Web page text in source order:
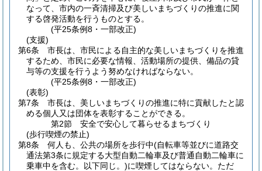
なって、市内の一斉清掃及び美しいまちづくりの推進に関
する啓発活動を行うものとする。
(平25条例8・一部改正)
(支援)
第6条
市長は、市民による自主的な美しいまちづくりを推進
するため、市民に必要な情報、活動場所の提供、備品の貸
与等の支援を行うよう努めなければならない。
(平25条例8・一部改正)
(表彰)
第7条
市長は、美しいまちづくりの推進に特に貢献したと認
める個人又は団体を表彰することができる。
第2節
安全で安心して暮らせるまちづくり
(歩行喫煙の禁止)
第8条
何人も、公共の場所を歩行中(自転車等並びに道路交
通法第3条に規定する大型自動二輪車及び普通自動二輪車に
乗車中を含む。以下同じ。)に喫煙してはならない。 ただ